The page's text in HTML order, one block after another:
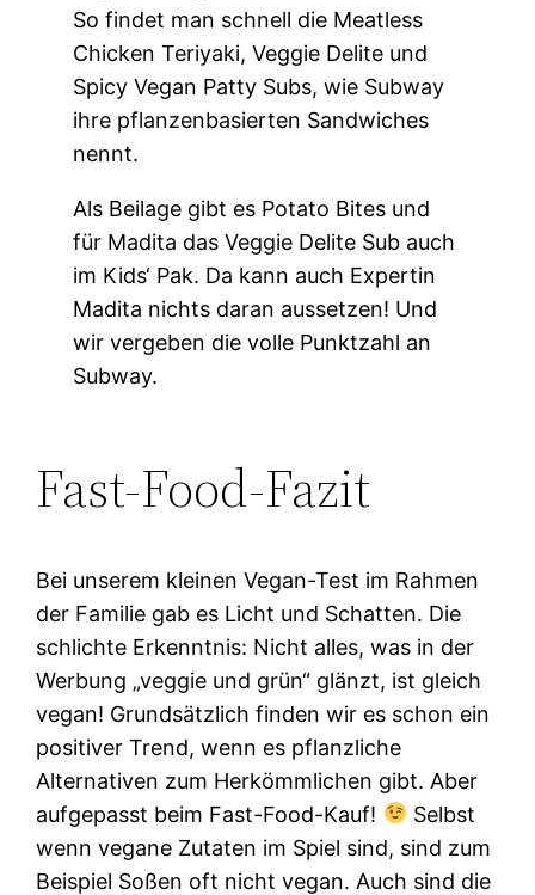
So findet man schnell die Meatless
Chicken Teriyaki, Veggie Delite und
Spicy Vegan Patty Subs, wie Subway
ihre pflanzenbasierten Sandwiches
nennt.
Als Beilage gibt es Potato Bites und
für Madita das Veggie Delite Sub auch
im Kids‘ Pak. Da kann auch Expertin
Madita nichts daran aussetzen! Und
wir vergeben die volle Punktzahl an
Subway.
Fast-Food-Fazit
Bei unserem kleinen Vegan-Test im Rahmen
der Familie gab es Licht und Schatten. Die
schlichte Erkenntnis: Nicht alles, was in der
Werbung „veggie und grün“ glänzt, ist gleich
vegan! Grundsätzlich finden wir es schon ein
positiver Trend, wenn es pflanzliche
Alternativen zum Herkömmlichen gibt. Aber
aufgepasst beim Fast-Food-Kauf!
Selbst
wenn vegane Zutaten im Spiel sind, sind zum
Beispiel Soßen oft nicht vegan. Auch sind die